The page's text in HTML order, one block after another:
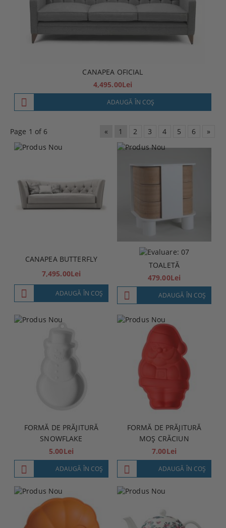
CANAPEA OFICIAL
4,495.00Lei
ADAUGĂ ÎN COŞ
Page 1 of 6 « 1 2 3 4 5 6 »
CANAPEA BUTTERFLY
7,495.00Lei
ADAUGĂ ÎN COŞ
TOALETĂ
479.00Lei
ADAUGĂ ÎN COŞ
FORMĂ DE PRĂJITURĂ
SNOWFLAKE
5.00Lei
ADAUGĂ ÎN COŞ
FORMĂ DE PRĂJITURĂ
MOȘ CRĂCIUN
7.00Lei
ADAUGĂ ÎN COŞ